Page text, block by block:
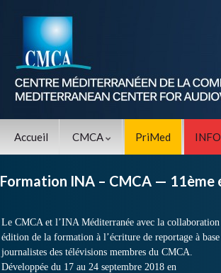
Accueil CMCA PriMed
Formation INA – CMCA — 11ème
Le CMCA et l’INA Méditerranée avec la
édition de la formation à l’écriture de reportage à
journalistes des télévisions membres du CMCA.
Développée du 17 au 24 septembre 2018 en